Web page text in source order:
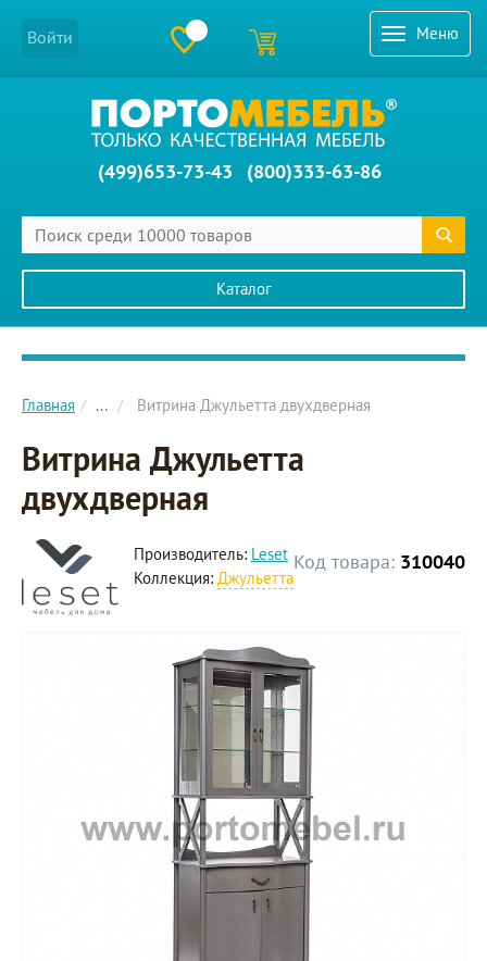
Меню
Войти
(499)653-73-43 (800)333-63-86
Каталог
Главное меню сайта
Главная ... Витрина Джульетта двухдверная
Витрина Джульетта
двухдверная
Код товара: 310040
Производитель: Leset
Коллекция: Джульетта